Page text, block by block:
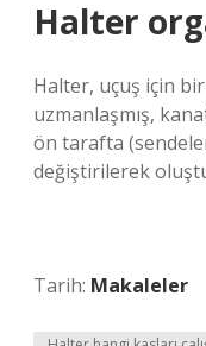
Halter
Halter, uçuş için
uzmanlaşmış,
ön tarafta
değiştirilerek
Tarih: Makaleler